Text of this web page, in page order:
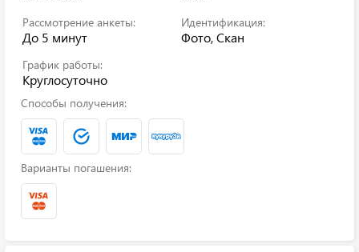
Рассмотрение анкеты:
До 5 минут
Идентификация:
Фото, Скан
График работы:
Круглосуточно
Способы получения:
Варианты погашения: